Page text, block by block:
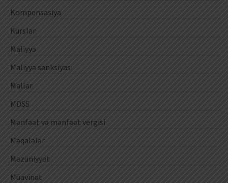
Kompensasiya
Kurslar
Maliyyə
Maliyyə sanksiyası
Mallar
MDSS
Mənfəət və mənfəət vergisi
Məqalələr
Məzuniyyət
Müavinət